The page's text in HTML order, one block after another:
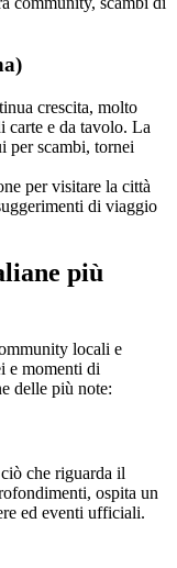
crescita, molto
carte e da tavolo. La
per scambi, tornei
per visitare la città
di viaggio
più
locali e
e momenti di
delle più note:
che riguarda il
ospita un
ed eventi ufficiali.